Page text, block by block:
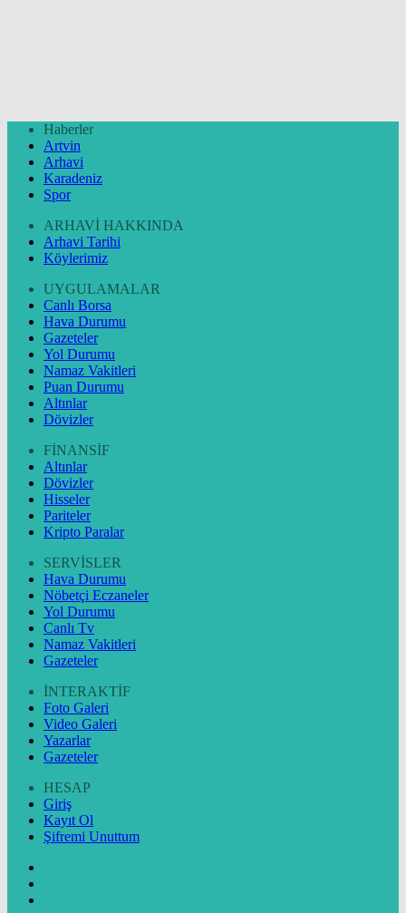
Haberler
Artvin
Arhavi
Karadeniz
Spor
ARHAVİ HAKKINDA
Arhavi Tarihi
Köylerimiz
UYGULAMALAR
Canlı Borsa
Hava Durumu
Gazeteler
Yol Durumu
Namaz Vakitleri
Puan Durumu
Altınlar
Dövizler
FİNANSİF
Altınlar
Dövizler
Hisseler
Pariteler
Kripto Paralar
SERVİSLER
Hava Durumu
Nöbetçi Eczaneler
Yol Durumu
Canlı Tv
Namaz Vakitleri
Gazeteler
İNTERAKTİF
Foto Galeri
Video Galeri
Yazarlar
Gazeteler
HESAP
Giriş
Kayıt Ol
Şifremi Unuttum